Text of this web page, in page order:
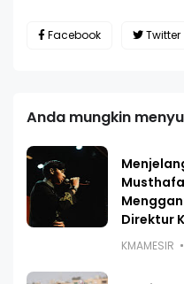
Facebook Twitter
Anda mungkin
Direktur
KMAMESIR